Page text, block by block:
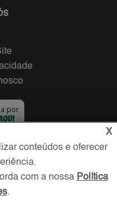
por
X
conteúdos e oferecer
com a nossa Política
.